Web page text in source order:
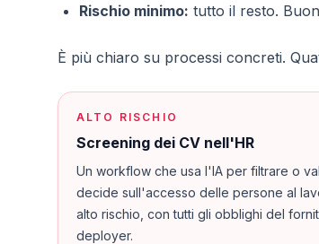
Rischio minimo: tutto il resto.
È più chiaro su processi concreti.
ALTO RISCHIO
Screening dei CV nell'HR
Un workflow che usa l'IA per filtrare o
decide sull'accesso delle persone al
alto rischio, con tutti gli obblighi del
deployer.